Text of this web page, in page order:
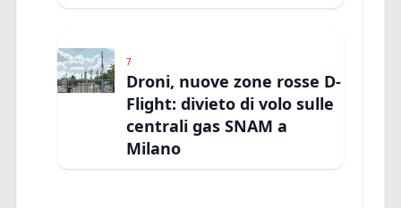
7
Droni, nuove zone rosse D-
Flight: divieto di volo sulle
centrali gas SNAM a
Milano